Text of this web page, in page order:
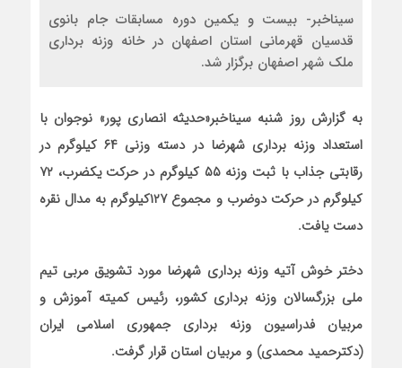
سیناخبر- بیست و یکمین دوره مسابقات جام بانوی
قدسیان قهرمانی استان اصفهان در خانه وزنه برداری
ملک شهر اصفهان برگزار شد.
به گزارش روز شنبه سیناخبر«حدیثه انصاری پور» نوجوان با
استعداد وزنه برداری شهرضا در دسته وزنی ۶۴ کیلوگرم در
رقابتی جذاب با ثبت وزنه ۵۵ کیلوگرم در حرکت یک‏ضرب، ۷۲
کیلوگرم در حرکت دوضرب و مجموع ۱۲۷کیلوگرم به مدال نقره
دست یافت.
دختر خوش آتیه وزنه برداری شهرضا مورد تشویق مربی تیم
ملی بزرگسالان وزنه برداری کشور، رئیس کمیته آموزش و
مربیان فدراسیون وزنه برداری جمهوری اسلامی ایران
(دکترحمید محمدی) و مربیان استان قرار گرفت.